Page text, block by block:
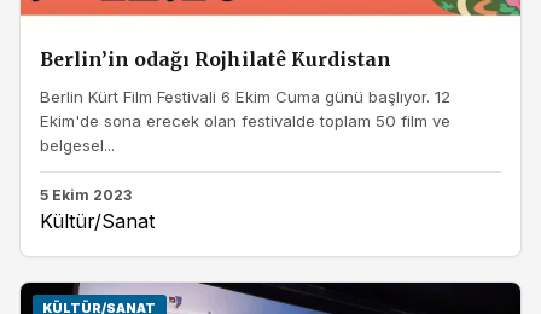
Berlin’in odağı Rojhilatê Kurdistan
Berlin Kürt Film Festivali 6 Ekim Cuma günü başlıyor. 12
Ekim'de sona erecek olan festivalde toplam 50 film ve
belgesel...
5 Ekim 2023
Kültür/Sanat
KÜLTÜR/SANAT